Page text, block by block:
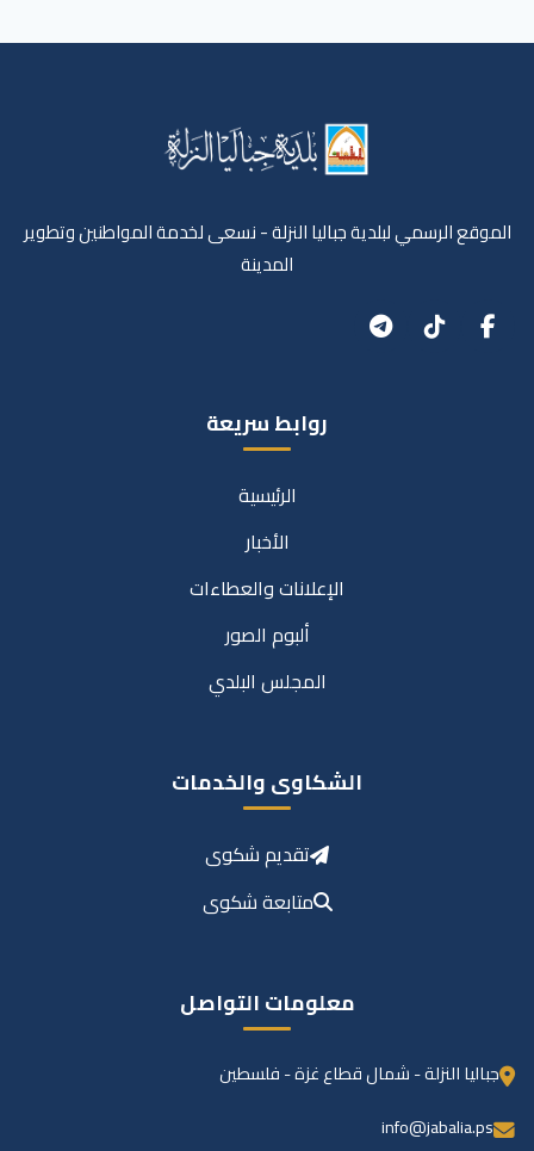
الموقع الرسمي لبلدية جباليا النزلة - نسعى لخدمة المواطنين وتطوير
المدينة
روابط سريعة
الرئيسية
الأخبار
الإعلانات والعطاءات
ألبوم الصور
المجلس البلدي
الشكاوى والخدمات
تقديم شكوى
متابعة شكوى
معلومات التواصل
جباليا النزلة - شمال قطاع غزة - فلسطين
info@jabalia.ps